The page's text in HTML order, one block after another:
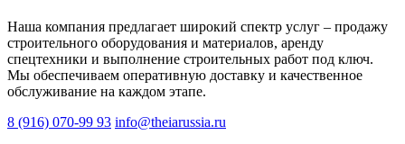
Наша компания предлагает широкий спектр услуг – продажу
строительного оборудования и материалов, аренду
спецтехники и выполнение строительных работ под ключ.
Мы обеспечиваем оперативную доставку и качественное
обслуживание на каждом этапе.
8 (916) 070-99 93 info@theiarussia.ru